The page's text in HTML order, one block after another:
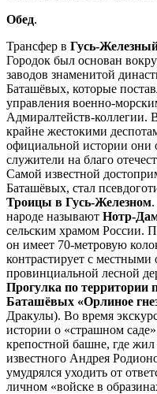
Обед.
Трансфер в Гусь-
Городок был основан
заводов знаменитой
Баташёвых, которые
управления военно-
Адмиралтейств-коллегии.
крайне жестокими
официальной истории они
служители на благо
Самой известной
Баташёвых, стал
Троицы в Гусь-Железном
народе называют Нотр-
сельским храмом России.
он имеет 70-метровую
контрастирует с
провинциальной лесной
Прогулка по территории
Баташёвых «Орлиное
Дракулы). Во время
истории о «страшном
крепостной башне, где
известного Андрея
умудрялся уходить от
личном «войске в